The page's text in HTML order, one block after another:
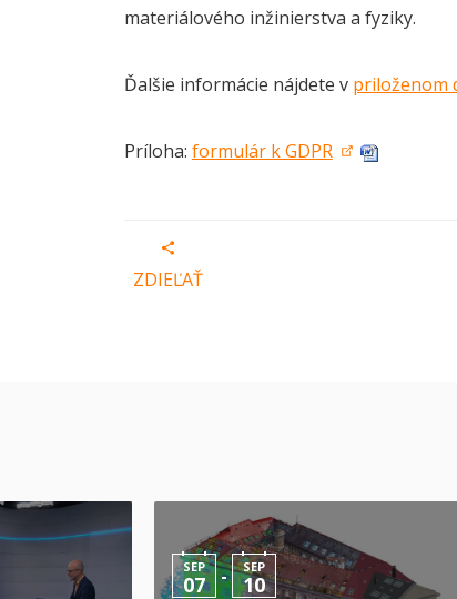
materiálového inžinierstva a fyziky.
Ďalšie informácie nájdete v priloženom
Príloha: formulár k GDPR
ZDIEĽAŤ
SEP
07 - SEP
10